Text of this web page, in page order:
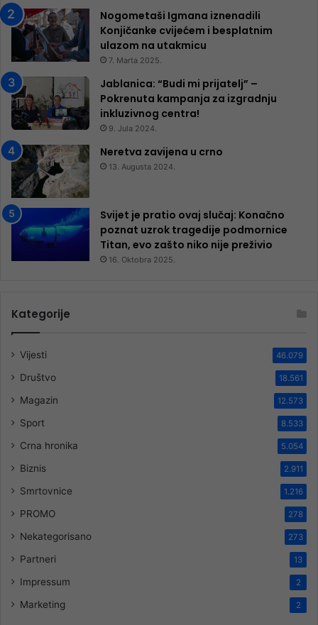
Nogometaši Igmana iznenadili
Konjičanke cvijećem i besplatnim
ulazom na utakmicu
7. Marta 2025.
Jablanica: “Budi mi prijatelj” –
Pokrenuta kampanja za izgradnju
inkluzivnog centra!
9. Jula 2024.
Neretva zavijena u crno
13. Augusta 2024.
Svijet je pratio ovaj slučaj: Konačno
poznat uzrok tragedije podmornice
Titan, evo zašto niko nije preživio
16. Oktobra 2025.
Kategorije
Vijesti 46.079
Društvo 18.561
Magazin 12.573
Sport 8.533
Crna hronika 5.054
Biznis 2.911
Smrtovnice 1.216
PROMO 278
Nekategorisano 273
Partneri 13
Impressum 2
Marketing 2